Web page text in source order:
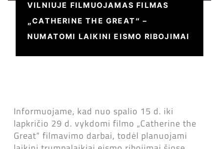
VILNIUJE FILMUOJAMAS FILMAS
„CATHERINE THE GREAT“ –
NUMATOMI LAIKINI EISMO RIBOJIMAI
Informuojame, kad nuo spalio 15 d. iki
lapkričio 29 d. vykdomi filmo „Catherine the
Great“ filmavimo darbai, todėl planuojami